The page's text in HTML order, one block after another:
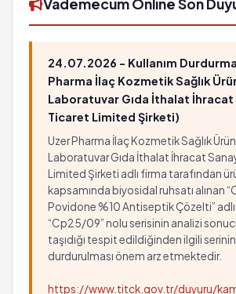
Vademecum Online Son
24.07.2026 - Kullanım
Pharma İlaç Kozmetik Sağlık
Laboratuvar Gıda İthalat İhracat
Ticaret Limited Şirketi)
Uzer Pharma İlaç Kozmetik Sağlık
Laboratuvar Gıda İthalat İhracat
Limited Şirketi adlı firma tarafından
kapsamında biyosidal ruhsatı alınan
Povidone %10 Antiseptik Çözelti”
“Cp25/09” nolu serisinin analizi
taşıdığı tespit edildiğinden ilgili serinin
durdurulması önem arz etmektedir.
https://www.titck.gov.tr/duyuru/